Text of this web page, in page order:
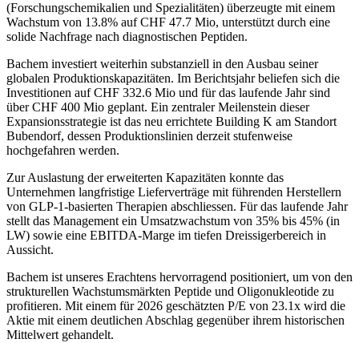
(Forschungschemikalien und Spezialitäten) überzeugte mit einem
Wachstum von 13.8% auf CHF 47.7 Mio, unterstützt durch eine
solide Nachfrage nach diagnostischen Peptiden.
Bachem investiert weiterhin substanziell in den Ausbau seiner
globalen Produktionskapazitäten. Im Berichtsjahr beliefen sich die
Investitionen auf CHF 332.6 Mio und für das laufende Jahr sind
über CHF 400 Mio geplant. Ein zentraler Meilenstein dieser
Expansionsstrategie ist das neu errichtete Building K am Standort
Bubendorf, dessen Produktionslinien derzeit stufenweise
hochgefahren werden.
Zur Auslastung der erweiterten Kapazitäten konnte das
Unternehmen langfristige Lieferverträge mit führenden Herstellern
von GLP-1-basierten Therapien abschliessen. Für das laufende Jahr
stellt das Management ein Umsatzwachstum von 35% bis 45% (in
LW) sowie eine EBITDA-Marge im tiefen Dreissigerbereich in
Aussicht.
Bachem ist unseres Erachtens hervorragend positioniert, um von den
strukturellen Wachstumsmärkten Peptide und Oligonukleotide zu
profitieren. Mit einem für 2026 geschätzten P/E von 23.1x wird die
Aktie mit einem deutlichen Abschlag gegenüber ihrem historischen
Mittelwert gehandelt.